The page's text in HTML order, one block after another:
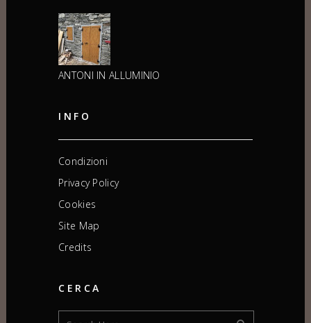
ANTONI IN ALLUMINIO
INFO
Condizioni
Privacy Policy
Cookies
Site Map
Credits
CERCA